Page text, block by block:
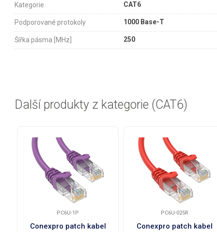
Kategorie CAT6
Podporované protokoly 1000 Base-T
Šířka pásma [MHz] 250
Další produkty z kategorie (CAT6)
PC6U-1P
Conexpro patch kabel
PC6U-025R
Conexpro patch kabel